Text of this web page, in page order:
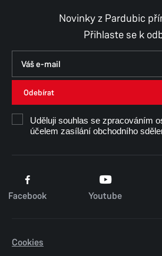
Novinky z Pardubic
Přihlaste se k
Odebírat
Uděluji souhlas se zpracováním
účelem zasílání obchodního
Facebook Youtube
Cookies